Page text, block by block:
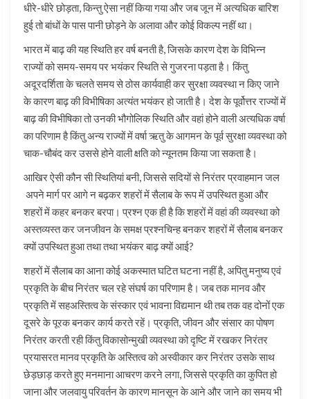
धीरे-धीरे छोड़ता, किन्तु ऐसा नहीं किया गया और जब जून में अत्यधिक बारिश
हुई तो बांधों के पास पानी छोड़ने के अलावा और कोई विकल्प नहीं था।
भारत में बाढ़ की यह स्थिति हर वर्ष बनती है, जिसके कारण देश के विभिन्न
राज्यों को समय-समय पर भयंकर स्थिति से गुजरना पड़ता है। किंतु
अदूरदर्शिता के चलते समय से ठोस कार्यवाही कर सुरक्षा व्यवस्था न किए जाने
के कारण बाढ़ की विभीषिका अत्यंत भयंकर हो जाती है। देश के पूर्वोत्तर राज्यों में
बाढ़ की विभीषिका तो उनकी भौगोलिक स्थिति और वहां होने वाली अत्यधिक वर्षा
का परिणाम है किंतु अन्य राज्यों में वर्षा ऋतु के आगमन के पूर्व सुरक्षा व्यवस्था को
चाक-चौबंद कर उससे होने वाली क्षति को न्यूनतम किया जा सकता है।
आखिर ऐसी कौन सी स्थितियां बनी, जिससे सदियों से निरंतर प्रवाहमान जल
अपने मार्ग पर आगे न बढ़कर शहरों में सैलाब के रूप में उपस्थित हुआ और
शहरों में कहर बनकर बरपा। प्रश्न एक ही है कि शहरों में वहां की व्यवस्था को
अस्तव्यस्त कर जनजीवन के समक्ष प्रश्नचिन्ह बनकर शहरों में सैलाब बनकर
क्यों उपस्थित हुआ तथा तथा भयंकर बाढ़ क्यों आई?
शहरों में सैलाब का आना कोई अकस्मात घटित घटना नहीं है, अपितु मनुष्य एवं
प्रकृति के बीच निरंतर चल रहे संघर्ष का परिणाम है। जब तक मानव और
प्रकृति में सहअस्तित्व के संस्कार एवं भावना विद्यमान थी तब तक वह दोनों एक
दूसरे के पूरक बनकर कार्य करते रहें। प्रकृति, जीवन और संसार का पोषण
निरंतर करती रही किंतु विकासोन्मुखी व्यवस्था को दृष्टि में रखकर निरंतर
प्रयासरत मानव प्रकृति के अस्तित्व को अस्वीकार कर निरंतर उसके साथ
छेड़छाड़ करते हुए मनमाना आचरण करने लगा, जिससे प्रकृति का कुपित हो
जाना और जलवायु परिवर्तन के कारण मानसून के आने और जाने का समय भी